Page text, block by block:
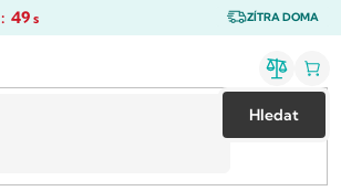
ZÍTRA DOMA
: 49 s
Hledat